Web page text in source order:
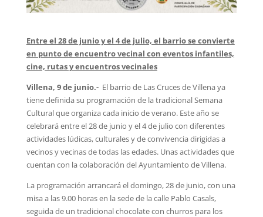
Entre el 28 de junio y el 4 de julio, el barrio se convierte
en punto de encuentro vecinal con eventos infantiles,
cine, rutas y encuentros vecinales
Villena, 9 de junio.- El barrio de Las Cruces de Villena ya
tiene definida su programación de la tradicional Semana
Cultural que organiza cada inicio de verano. Este año se
celebrará entre el 28 de junio y el 4 de julio con diferentes
actividades lúdicas, culturales y de convivencia dirigidas a
vecinos y vecinas de todas las edades. Unas actividades que
cuentan con la colaboración del Ayuntamiento de Villena.
La programación arrancará el domingo, 28 de junio, con una
misa a las 9.00 horas en la sede de la calle Pablo Casals,
seguida de un tradicional chocolate con churros para los